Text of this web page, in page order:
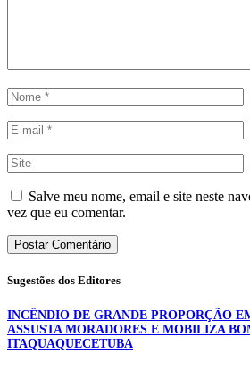
Salve meu nome, email e site neste
vez que eu comentar.
Sugestões dos Editores
INCÊNDIO DE GRANDE PROPORÇÃO
ASSUSTA MORADORES E MOBILIZA
ITAQUAQUECETUBA